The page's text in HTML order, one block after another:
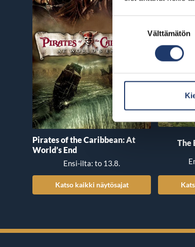
valinta
Välttämätön
Pirates of the Caribbean: At
World’s End
Ensi-ilta: to 13.8.
Katso kaikki näytösajat
The